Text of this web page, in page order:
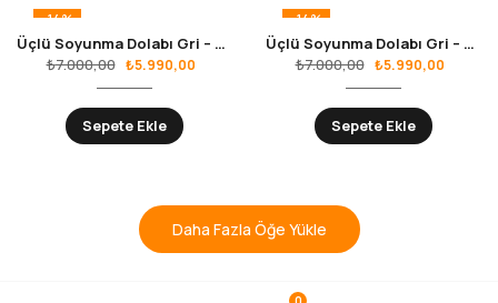
-14%
Üçlü Soyunma Dolabı Gri – Siyah RS.10.01.24
₺7.000,00 ₺5.990,00
Sepete Ekle
-14%
Üçlü Soyunma Dolabı Gri – Turuncu RS.10.01.22
₺7.000,00 ₺5.990,00
Sepete Ekle
Daha Fazla Öğe Yükle